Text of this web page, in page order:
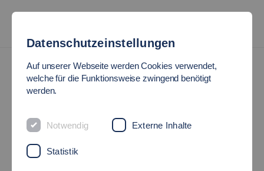
HOCHSCHULE ESSLINGEN
Informationen in leichter Sprache
Die Hochschule in
Datenschutzeinstellungen
Auf unserer Webseite werden Cookies verwendet,
welche für die Funktionsweise zwingend benötigt
werden.
Notwendig Externe Inhalte
Statistik